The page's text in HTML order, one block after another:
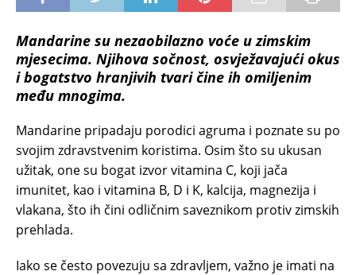
Mandarine su nezaobilazno voće u zimskim
mjesecima. Njihova sočnost, osvježavajući okus
i bogatstvo hranjivih tvari čine ih omiljenim
među mnogima.
Mandarine pripadaju porodici agruma i poznate su po
svojim zdravstvenim koristima. Osim što su ukusan
užitak, one su bogat izvor vitamina C, koji jača
imunitet, kao i vitamina B, D i K, kalcija, magnezija i
vlakana, što ih čini odličnim saveznikom protiv zimskih
prehlada.
Iako se često povezuju sa zdravljem, važno je imati na